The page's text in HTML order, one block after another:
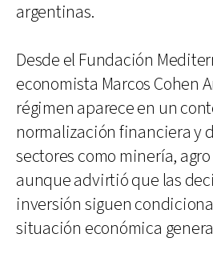
argentinas.
Desde el Fundación
economista Marcos Cohen
régimen aparece en un
normalización financiera y
sectores como minería,
aunque advirtió que las
inversión siguen
situación económica